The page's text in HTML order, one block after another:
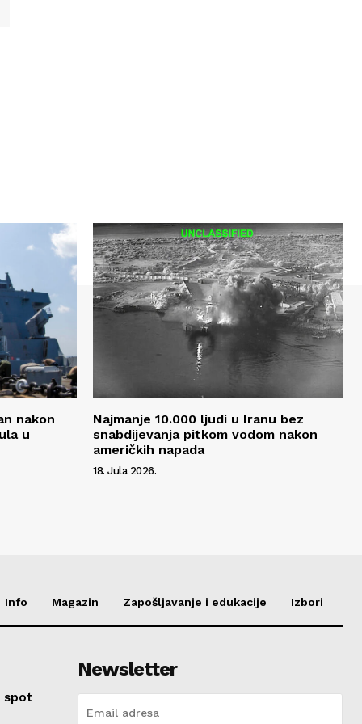
nakon
u
Najmanje 10.000 ljudi u Iranu bez
snabdijevanja pitkom vodom nakon
američkih napada
18. Jula 2026.
Info Magazin Zapošljavanje i edukacije Izbori
spot
Newsletter